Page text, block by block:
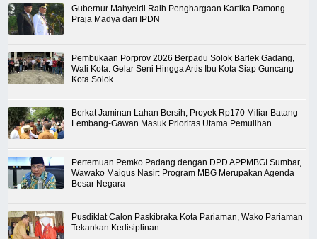
Gubernur Mahyeldi Raih Penghargaan Kartika Pamong
Praja Madya dari IPDN
Pembukaan Porprov 2026 Berpadu Solok Barlek Gadang,
Wali Kota: Gelar Seni Hingga Artis Ibu Kota Siap Guncang
Kota Solok
Berkat Jaminan Lahan Bersih, Proyek Rp170 Miliar Batang
Lembang-Gawan Masuk Prioritas Utama Pemulihan
Pertemuan Pemko Padang dengan DPD APPMBGI Sumbar,
Wawako Maigus Nasir: Program MBG Merupakan Agenda
Besar Negara
Pusdiklat Calon Paskibraka Kota Pariaman, Wako Pariaman
Tekankan Kedisiplinan